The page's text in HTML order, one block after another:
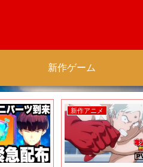
新作ゲーム
新作アニメ